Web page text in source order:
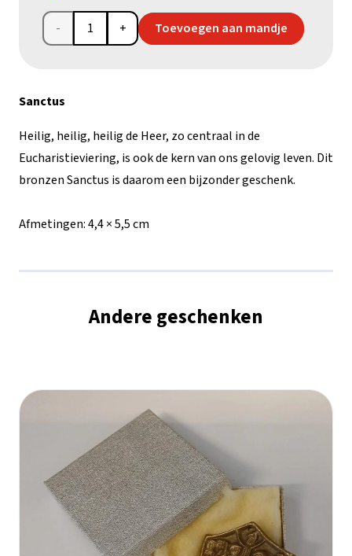
Sanctus
Toevoegen aan mandje
Sanctus
Heilig, heilig, heilig de Heer, zo centraal in de
Eucharistieviering, is ook de kern van ons gelovig leven. Dit
bronzen Sanctus is daarom een bijzonder geschenk.
Afmetingen:4,4 × 5,5 cm
Andere geschenken